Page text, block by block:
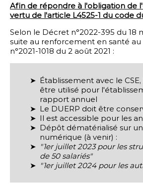
Afin de répondre à l'obligation de
vertu de l'article L4525-1 du code
Selon le Décret n°2022-395 du 18
suite au renforcement en santé au
n°2021-1018 du 2 août 2021 :
Établissement avec le CSE, le DUERP doit
être utilisé pour
rapport annuel
Le DUERP doit être
il est accessible pour les
Dépôt dématérialisé sur un portail
numérique (à venir) :
"1er juillet 2023 pour les structures de plus
de 50 salariés"
"1er juillet 2024 pour les